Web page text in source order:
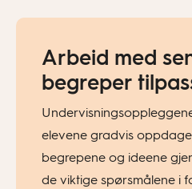
Arbeid med
begreper
elevene gradvis
begrepene og ideene
de viktige spørsmålene i